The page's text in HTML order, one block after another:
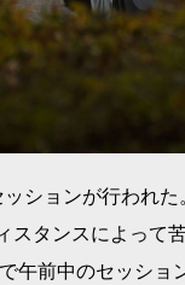
ションが行われた
スタンスによって
午前中のセッショ